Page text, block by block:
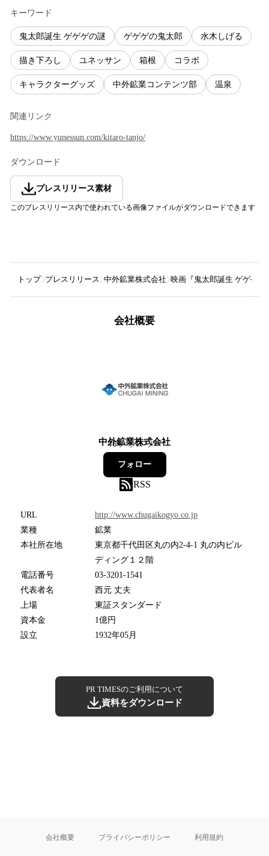
キーワード
鬼太郎誕生 ゲゲゲの謎 ゲゲゲの鬼太郎 水木しげる
描き下ろし ユネッサン 箱根 コラボ
キャラクターグッズ 中外鉱業コンテンツ部 温泉
関連リンク
https://www.yunessun.com/kitaro-tanjo/
ダウンロード
プレスリリース素材
このプレスリリース内で使われている画像ファイルがダウンロードできます
トップ プレスリリース 中外鉱業株式会社 映画『鬼太郎誕生 ゲゲゲ
会社概要
中外鉱業株式会社
46フォロワー
フォロー
RSS
URL
http://www.chugaikogyo.co.jp
業種
鉱業
本社所在地
東京都千代田区丸の内2-4-1 丸の内ビル
ディング１２階
電話番号
03-3201-1541
代表者名
西元 丈夫
上場
東証スタンダード
資本金
1億円
設立
1932年05月
PR TIMESのご利用について
資料をダウンロード
会社概要 プライバシーポリシー 利用規約